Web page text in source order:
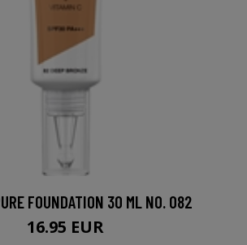
FOUNDATION 30 ML NO. 082
16.95 EUR